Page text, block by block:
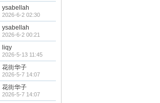
ysabellah
2026-6-2 02:30
ysabellah
2026-6-2 00:21
liqy
2026-5-13 11:45
花街华子
2026-5-7 14:07
花街华子
2026-5-7 14:07